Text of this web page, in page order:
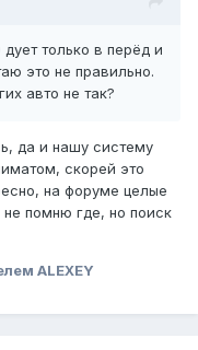
только в перёд и
это не правильно.
авто не так?
да и нашу систему
скорей это
на форуме целые
помню где, но поиск
ALEXEY